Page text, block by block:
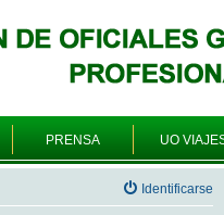
PRENSA UO
Identificarse